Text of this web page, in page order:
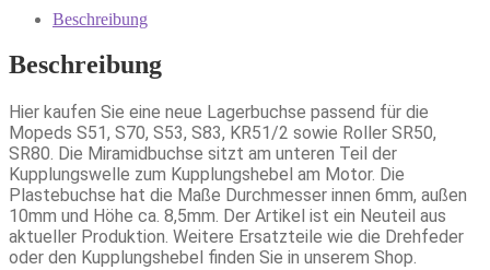
Beschreibung
Beschreibung
Hier kaufen Sie eine neue Lagerbuchse passend für die
Mopeds S51, S70, S53, S83, KR51/2 sowie Roller SR50,
SR80. Die Miramidbuchse sitzt am unteren Teil der
Kupplungswelle zum Kupplungshebel am Motor. Die
Plastebuchse hat die Maße Durchmesser innen 6mm, außen
10mm und Höhe ca. 8,5mm. Der Artikel ist ein Neuteil aus
aktueller Produktion. Weitere Ersatzteile wie die Drehfeder
oder den Kupplungshebel finden Sie in unserem Shop.